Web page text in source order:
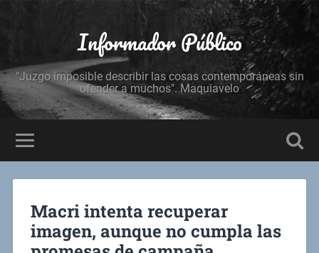
Informador Público
"Juzgo imposible describir las cosas contemporáneas sin
ofender a muchos". Maquiavelo
Macri intenta recuperar
imagen, aunque no cumpla las